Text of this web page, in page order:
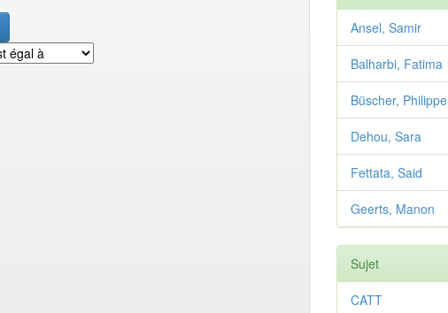
Ansel, Samir
Balharbi, Fatima
Büscher, Philippe
Dehou, Sara
Fettata, Said
Geerts, Manon
Sujet
CATT